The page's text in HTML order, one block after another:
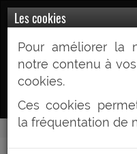
Prev2R.fr
Votre
routier
Les cookies
Pour améliorer la
notre contenu à
cookies.
Ces cookies
la fréquentation de